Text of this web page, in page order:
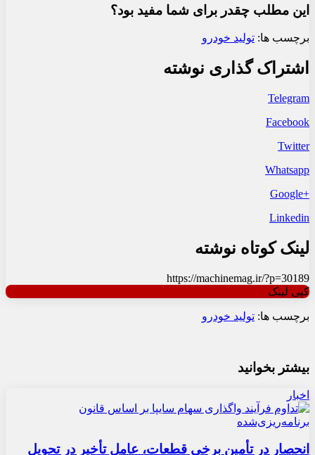
این مطلب چقدر برای شما مفید بود؟
برچسب ها: تولید خودرو
اشتراک گذاری نوشته
Telegram
Facebook
Twitter
Whatsapp
+Google
Linkedin
لینک کوتاه نوشته
https://machinemag.ir/?p=30189
کپی لینک
برچسب ها: تولید خودرو
بیشتر بخوانید
اخبار
انحصار در تأمین برخی قطعات، عامل تأخیر در تحویل